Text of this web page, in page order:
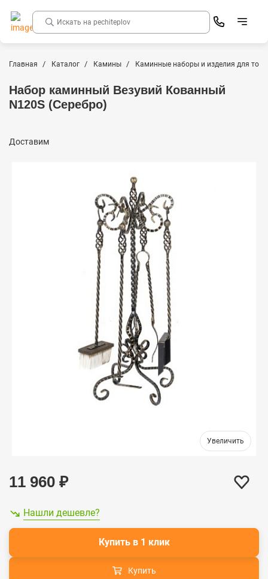
Главная Каталог Камины Каминные наборы и изделия для
Набор каминный Везувий Кованный
N120S (Серебро)
Доставим
11 960 ₽
Нашли дешевле?
Купить
Купить в 1 клик